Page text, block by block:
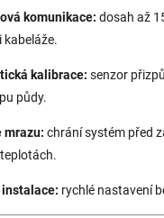
komunikace: dosah až
kabeláže.
kalibrace: senzor
půdy.
mrazu: chrání systém před
rychlé nastavení